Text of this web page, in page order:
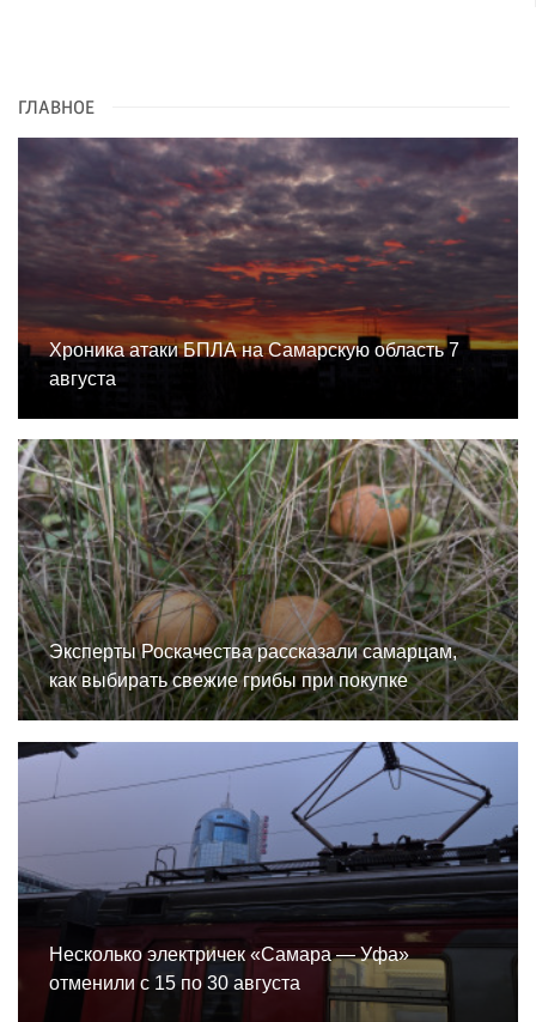
ГЛАВНОЕ
Хроника атаки БПЛА на Самарскую область 7
августа
Эксперты Роскачества рассказали самарцам,
как выбирать свежие грибы при покупке
Несколько электричек «Самара — Уфа»
отменили с 15 по 30 августа